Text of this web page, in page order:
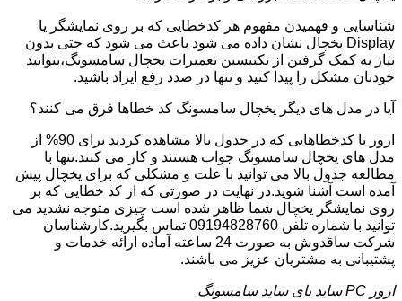
شناسایی و فهمیدن مفهوم هر کدخطایی که بر روی نمایشگر یا
Display یخچال نشان داده می شود باعث می شود که حتی بدون
نیاز به کمک گرفتن از تکنیسین تعمیرات یخچال سامسونگ،بتوانید
خودتان مشکل را پیدا کنید و تنها در صدد رفع ایراد باشید.
آیا در مدل های دیگر یخچال سامسونگ کد خطاها فرق می کنند؟
ارور یا کدخطاهایی که در جدول بالا مشاهده کردید برای 90% از
مدل های یخچال سامسونگ جواب هستند و کار می کنند.تنها با
مطالعه جدول بالا می توانید با علت و مشکلی که برای یخچال پیش
آمده است آشنا شوید.در نهایت در صورتی که از کد خطایی که بر
روی نمایشگر یخچال شما ظاهر شده است چیزی متوجه نشدید می
توانید با شماره تلفن 09194828760 تماس بگیرید.کارشناسان
شرکت ساقدوش به صورت 24 ساعته آماده ارائه خدمات و
پشتیبانی به مشتریان عزیز می باشند.
ارور PC ساید بای ساید سامسونگ